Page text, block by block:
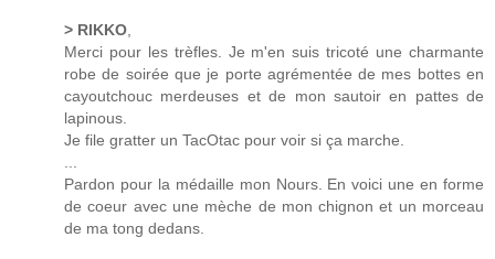
> RIKKO
Merci pour les trèfles. Je m'en suis tricoté une charmante
robe de soirée que je porte agrémentée de mes bottes en
cayoutchouc merdeuses et de mon sautoir en pattes de
lapinous.
Je file gratter un TacOtac pour voir si ça marche.
Pardon pour la médaille mon Nours. En voici une en forme
de coeur avec une mèche de mon chignon et un morceau
de ma tong dedans.